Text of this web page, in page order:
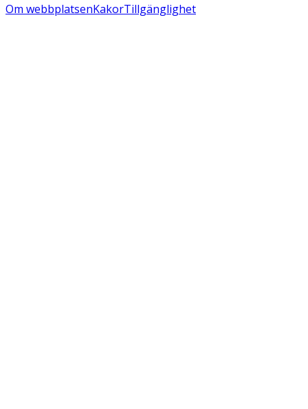
Om webbplatsenKakorTillgänglighet